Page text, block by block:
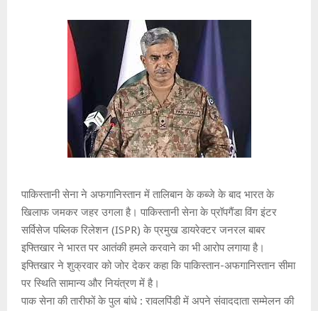
पाकिस्तानी सेना ने अफगानिस्तान में तालिबान के कब्जे के बाद भारत के
खिलाफ जमकर जहर उगला है। पाकिस्तानी सेना के प्रॉपगैंडा विंग इंटर
सर्विसेज पब्लिक रिलेशन (ISPR) के प्रमुख डायरेक्टर जनरल बाबर
इफ्तिखार ने भारत पर आतंकी हमले करवाने का भी आरोप लगाया है।
इफ्तिखार ने शुक्रवार को जोर देकर कहा कि पाकिस्तान-अफगानिस्तान सीमा
पर स्थिति सामान्य और नियंत्रण में है।
पाक सेना की तारीफों के पुल बांधे : रावलपिंडी में अपने संवाददाता सम्मेलन की